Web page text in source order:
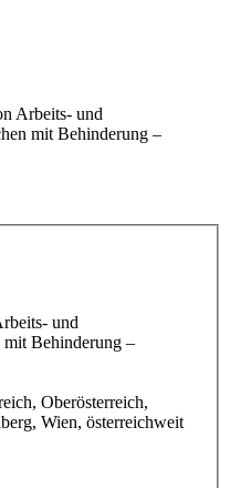
Arbeits- und
mit Behinderung –
und
Behinderung –
Oberösterreich,
Wien, österreichweit